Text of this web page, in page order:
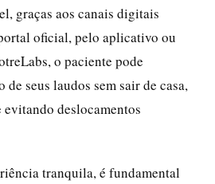
graças aos canais digitais
oficial, pelo aplicativo ou
o paciente pode
seus laudos sem sair de casa,
deslocamentos
tranquila, é fundamental